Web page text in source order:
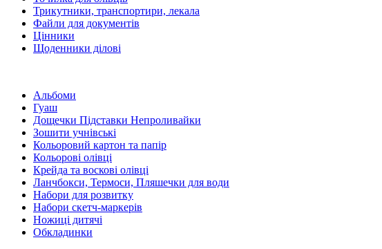
Трикутники, транспортири, лекала
Файли для документів
Цінники
Щоденники ділові
Альбоми
Гуаш
Дощечки Підставки Непроливайки
Зошити учнівські
Кольоровий картон та папір
Кольорові олівці
Крейда та воскові олівці
Ланчбокси, Термоси, Пляшечки для води
Набори для розвитку
Набори скетч-маркерів
Ножиці дитячі
Обкладинки